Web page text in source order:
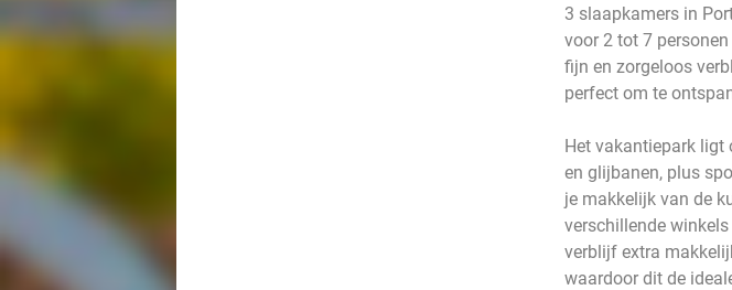
3 slaapkamers in
voor 2 tot 7
fijn en zorgeloos
perfect om te
Het vakantiepark ligt
en glijbanen, plus
je makkelijk van de
verschillende
verblijf extra
waardoor dit de